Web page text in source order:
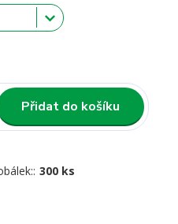
Přidat do košíku
300 ks